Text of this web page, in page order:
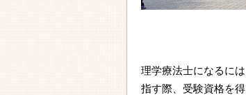
理学療法士になるに
指す際、受験資格を